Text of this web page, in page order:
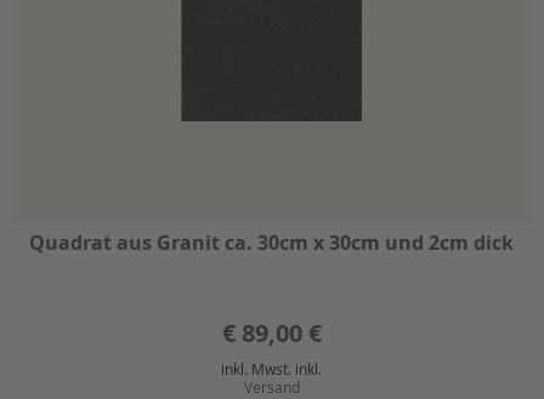
Quadrat aus Granit ca. 30cm x 30cm und 2cm dick
€89,00 €
inkl. Mwst. inkl.
Versand